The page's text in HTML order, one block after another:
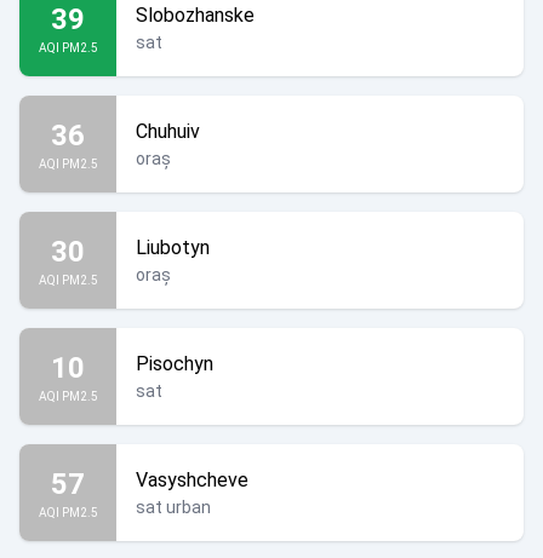
39
AQI PM2.5
Slobozhanske
sat
36
AQI PM2.5
Chuhuiv
oraș
30
AQI PM2.5
Liubotyn
oraș
10
AQI PM2.5
Pisochyn
sat
57
AQI PM2.5
Vasyshcheve
sat urban